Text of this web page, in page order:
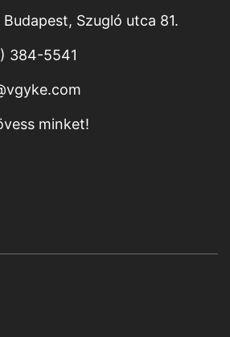
Budapest, Szugló utca 81.
384-5541
minket!